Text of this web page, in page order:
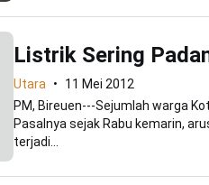
Listrik Sering
Utara
11 Mei 2012
PM, Bireuen---Sejumlah warga
Pasalnya sejak Rabu kemarin,
terjadi...